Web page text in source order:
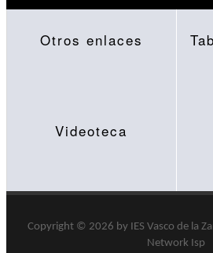
Otros enlaces
Videoteca
Copyright © 2026 by IES Vasco de la
Network Isp